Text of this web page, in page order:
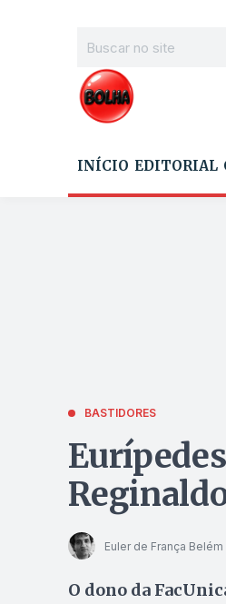
INÍCIO EDITORIAL
BASTIDORES
Euler de França Belém
O dono da